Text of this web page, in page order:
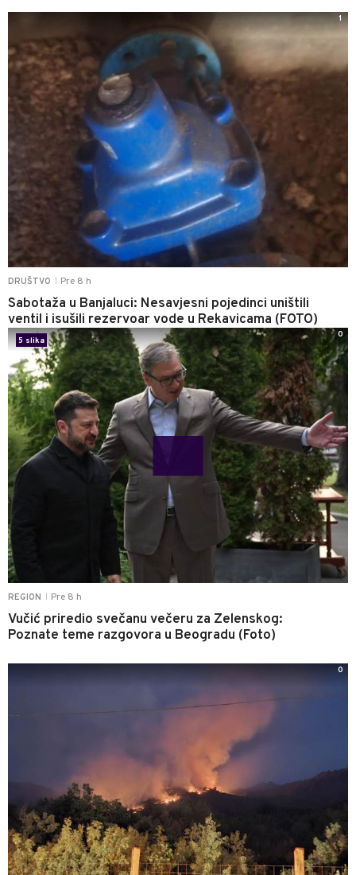
DRUŠTVO Pre 8 h
Sabotaža u Banjaluci: Nesavjesni pojedinci uništili
ventil i isušili rezervoar vode u Rekavicama (FOTO)
1
REGION Pre 8 h
Vučić priredio svečanu večeru za Zelenskog:
Poznate teme razgovora u Beogradu (Foto)
5 slika
0
0